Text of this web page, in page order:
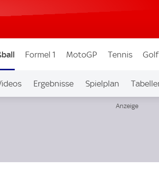
Formel 1 MotoGP Tennis Golf
Ergebnisse Spielplan